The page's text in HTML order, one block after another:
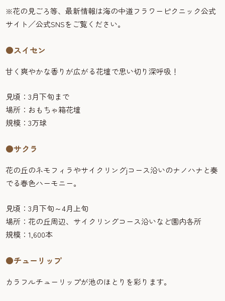
※花の見ごろ等、最新情報は海の中道フラワーピクニック公式
サイト／公式SNSをご覧ください。
●スイセン
甘く爽やかな香りが広がる花壇で思い切り深呼吸！
見頃：3月下旬まで
場所：おもちゃ箱花壇
規模：3万球
●サクラ
花の丘のネモフィラやサイクリングjコース沿いのナノハナと奏
でる春色ハーモニー。
見頃：3月下旬～4月上旬
場所：花の丘周辺、サイクリングコース沿いなど園内各所
規模：1,600本
●チューリップ
カラフルチューリップが池のほとりを彩ります。